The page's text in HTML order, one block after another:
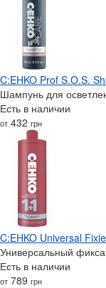
C:EHKO Prof S.O.S.
Шампунь для
Есть в наличии
от 432 грн
C:EHKO Universal
Универсальный
Есть в наличии
от 789 грн